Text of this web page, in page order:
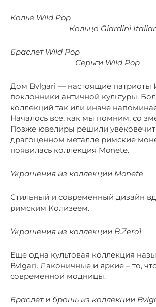
Колье
Кольцо Giardini
Браслет
Серьги Wild
Дом Bvlgari — настоящие патриоты
поклонники античной культуры.
коллекций так или иначе
Началось все, как мы помним, со
Позже ювелиры решили
драгоценном металле римские
появилась коллекция Monete.
Украшения из коллекции Monete
Стильный и современный дизайн
римским Колизеем.
Украшения из коллекции B.Zero1
Еще одна культовая коллекция
Bvlgari. Лаконичные и яркие – то,
современной модницы.
Браслет и брошь из коллекции